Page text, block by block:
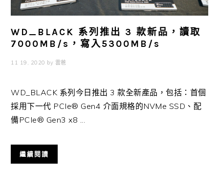
WD_BLACK 系列推出 3 款新品，讀取
7000MB/s，寫入5300MB/s
11 19, 2020 by 雲爸
WD_BLACK 系列今日推出 3 款全新產品，包括：首個
採用下一代 PCIe® Gen4 介面規格的NVMe SSD、配
備PCIe® Gen3 x8 ...
繼續閱讀